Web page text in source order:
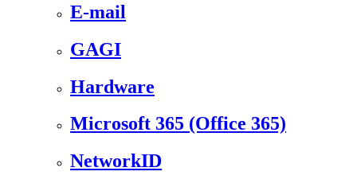
E-mail
GAGI
Hardware
Microsoft 365 (Office 365)
NetworkID